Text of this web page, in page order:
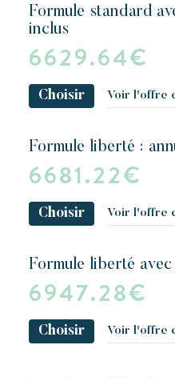
formule standard avec petit-déjeuner
inclus
6629.64€
Choisir Voir l'offre
formule liberté :
6681.22€
Choisir Voir l'offre
formule liberté
6947.28€
Choisir Voir l'offre